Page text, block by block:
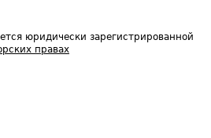
юридически зарегистрированной
правах